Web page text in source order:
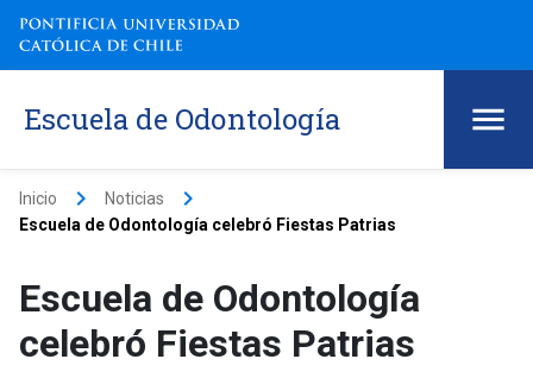
Escuela de Odontología
Inicio keyboard_arrow_right Noticias keyboard_arrow_right
Escuela de Odontología celebró Fiestas Patrias
Escuela de Odontología
celebró Fiestas Patrias